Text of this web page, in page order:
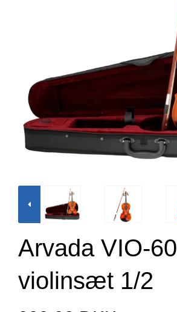
Arvada VIO-60
violinsæt 1/2